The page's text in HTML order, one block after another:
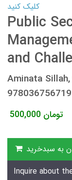
کلیک کنید
Public
and
Aminata
500,000 تومان
به سبدخرید
Inquire about